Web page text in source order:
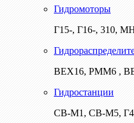
Гидромоторы
Г15-, Г16-, 310,
ВЕХ16, РММ6 ,
Гидростанции
СВ-М1, СВ-М5,